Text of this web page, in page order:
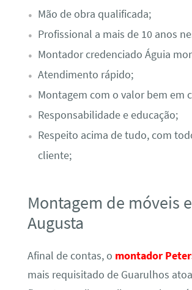
Mão de obra qualificada;
Profissional a mais de 10 anos
Montador credenciado Águia
Atendimento rápido;
Montagem com o valor bem em
Responsabilidade e educação;
Respeito acima de tudo, com
cliente;
Montagem de móveis
Augusta
Afinal de contas, o montador
mais requisitado de Guarulhos